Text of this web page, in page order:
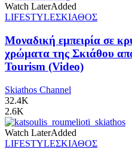
Watch LaterAdded
LIFESTYLEΣΚΙΑΘΟΣ
Μοναδική εμπειρία σε
χρώματα της Σκιάθου
Tourism (Video)
Skiathos Channel
32.4K
2.6K
Watch LaterAdded
LIFESTYLEΣΚΙΑΘΟΣ